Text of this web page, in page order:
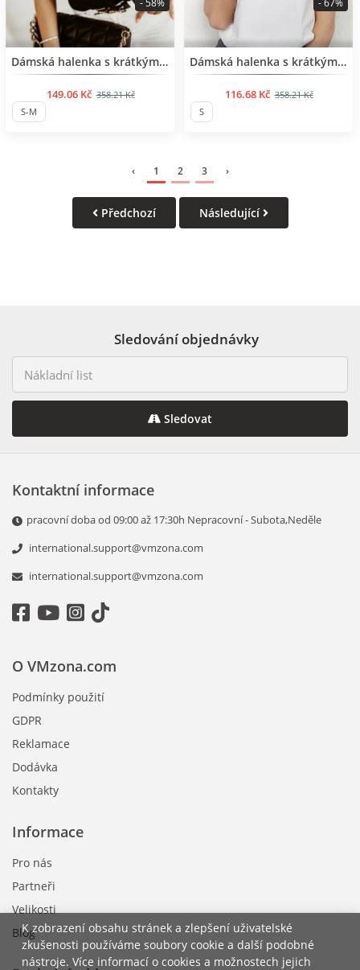
BESTSELLERDámská halenka s krátkým rukávem
149.06 Kč 358.21 Kč
- 58%
S-M
BESTSELLERDámská halenka s krátkým rukávem
116.68 Kč 358.21 Kč
- 67%
S
‹ 1 2 3 ›
Předchozí Následující
K zobrazení obsahu stránek a zlepšení uživatelské
zkušenosti používáme soubory cookie a další podobné
nástroje. Více informací o cookies a možnostech jejich
Sledování objednávky
Sledovat
Kontaktní informace
pracovní doba od 09:00 až 17:30h Nepracovní - Subota,Neděle
international.support@vmzona.com
international.support@vmzona.com
Informace
Pro nás
Partneři
Velikosti
Blog
O VMzona.com
Podmínky použití
GDPR
Reklamace
Dodávka
Kontakty